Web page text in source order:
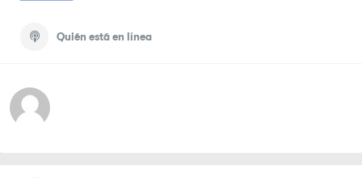
Quién está en línea